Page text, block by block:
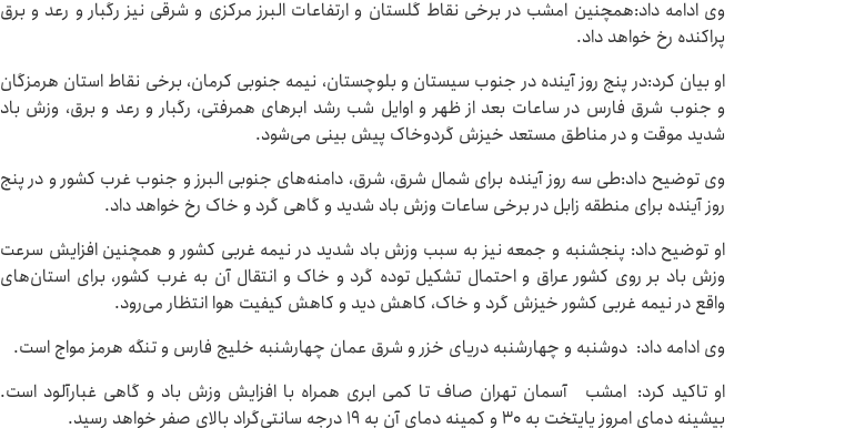
وی ادامه داد:همچنین امشب در برخی نقاط گلستان و ارتفاعات البرز مرکزی و شرقی نیز رگبار و رعد و برق
پراکنده رخ خواهد داد.
او بیان کرد:در پنج روز آینده در جنوب سیستان و بلوچستان، نیمه جنوبی کرمان، برخی نقاط استان هرمزگان
و جنوب شرق فارس در ساعات بعد از ظهر و اوایل شب رشد ابرهای همرفتی، رگبار و رعد و برق، وزش باد
شدید موقت و در مناطق مستعد خیزش گردوخاک پیش بینی می‌شود.
وی توضیح داد:طی سه روز آینده برای شمال شرق، شرق، دامنه‌های جنوبی البرز و جنوب غرب کشور و در پنج
روز آینده برای منطقه زابل در برخی ساعات وزش باد شدید و گاهی گرد و خاک رخ خواهد داد.
او توضیح داد: پنجشنبه و جمعه نیز به سبب وزش باد شدید در نیمه غربی کشور و همچنین افزایش سرعت
وزش باد بر روی کشور عراق و احتمال تشکیل توده گرد و خاک و انتقال آن به غرب کشور، برای استان‌های
واقع در نیمه غربی کشور خیزش گرد و خاک، کاهش دید و کاهش کیفیت هوا انتظار می‌رود.
وی ادامه داد: دوشنبه و چهارشنبه دریای خزر و شرق عمان چهارشنبه خلیج فارس و تنگه هرمز مواج است.
او تاکید کرد: امشب آسمان تهران صاف تا کمی ابری همراه با افزایش وزش باد و گاهی غبارآلود است.
بیشینه دمای امروز پایتخت به ۳۰ و کمینه دمای آن به ۱۹ درجه سانتی‌گراد بالای صفر خواهد رسید.